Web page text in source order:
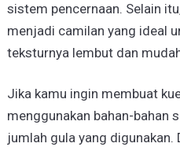
sistem pencernaan. Selain
menjadi camilan yang ideal
teksturnya lembut dan
Jika kamu ingin membuat
menggunakan bahan-bahan
jumlah gula yang digunakan.